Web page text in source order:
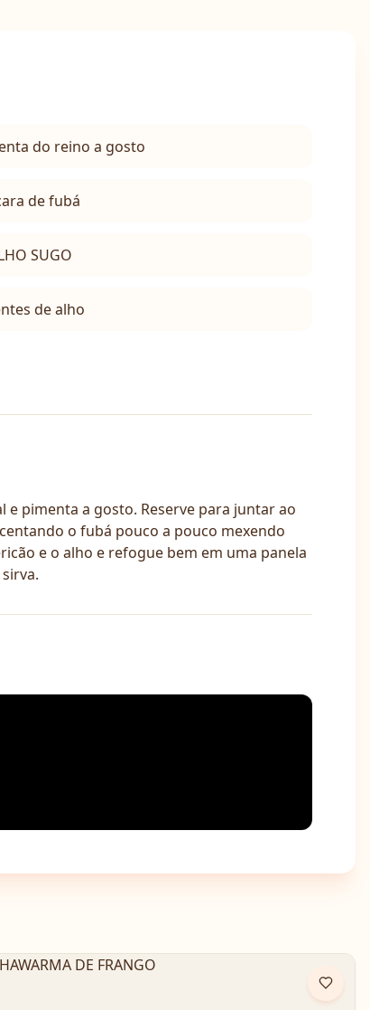
do reino a gosto
de fubá
SUGO
de alho
pimenta a gosto. Reserve para juntar ao
o fubá pouco a pouco mexendo
e o alho e refogue bem em uma panela